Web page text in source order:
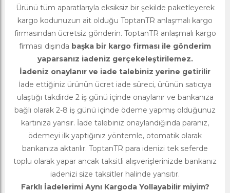
Ürünü tüm aparatlarıyla eksiksiz bir şekilde paketleyerek
kargo kodunuzun ait olduğu ToptanTR anlaşmalı kargo
firmasından ücretsiz gönderin. ToptanTR anlaşmalı kargo
firması dışında başka bir kargo firması ile gönderim
yaparsanız iadeniz gerçekeleştirilemez.
İadeniz onaylanır ve iade talebiniz yerine getirilir
İade ettiğiniz ürünün ücret iade süreci, ürünün satıcıya
ulaştığı takdirde 2 iş günü içinde onaylanır ve bankanıza
bağlı olarak 2-8 iş günü içinde ödeme yapmış olduğunuz
kartınıza yansır. İade talebiniz onaylandığında paranız,
ödemeyi ilk yaptığınız yöntemle, otomatik olarak
bankanıza aktarılır. ToptanTR para idenizi tek seferde
toplu olarak yapar ancak taksitli alışverişlerinizde bankanız
iadenizi size taksitler halinde yansıtır.
Farklı İadelerimi Aynı Kargoda Yollayabilir miyim?